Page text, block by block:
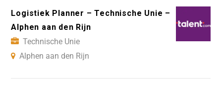
Logistiek Planner – Technische Unie –
Alphen aan den Rijn
Technische Unie
Alphen aan den Rijn